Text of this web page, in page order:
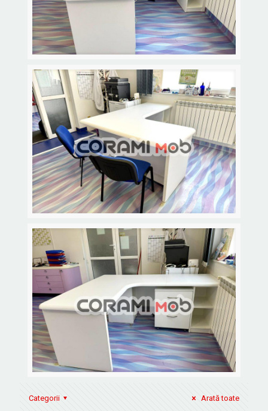
Categorii Arată toate